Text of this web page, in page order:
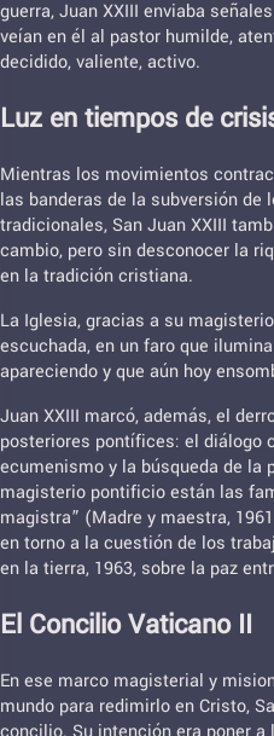
guerra, Juan XXIII enviaba
veían en él al pastor humilde,
decidido, valiente, activo.
Luz en tiempos de
Mientras los movimientos
las banderas de la subversión de
tradicionales, San Juan XXIII
cambio, pero sin desconocer la
en la tradición cristiana.
La Iglesia, gracias a su
escuchada, en un faro que
apareciendo y que aún hoy
Juan XXIII marcó, además, el
posteriores pontífices: el diálogo
ecumenismo y la búsqueda de la
magisterio pontificio están las
magistra” (Madre y maestra,
en torno a la cuestión de los
en la tierra, 1963, sobre la paz
El Concilio Vaticano II
En ese marco magisterial y
mundo para redimirlo en Cristo,